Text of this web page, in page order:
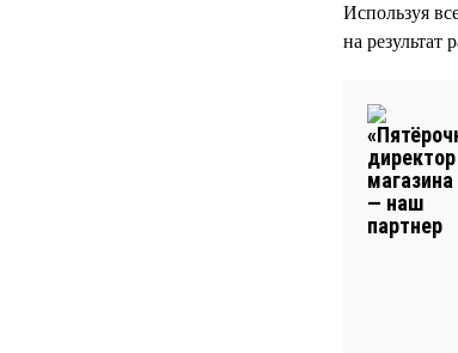
Используя
на результат